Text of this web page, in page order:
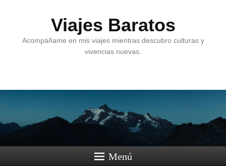
Viajes Baratos
Acompáñame en mis viajes mientras descubro culturas y
vivencias nuevas.
Menú